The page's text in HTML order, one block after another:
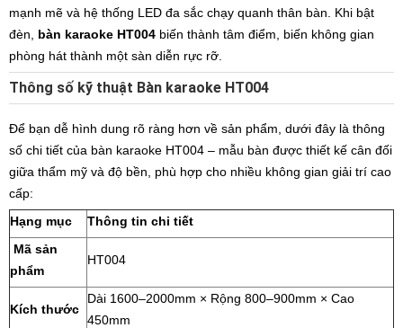
mạnh mẽ và hệ thống LED đa sắc chạy quanh thân bàn. Khi bật
đèn, bàn karaoke HT004 biến thành tâm điểm, biến không gian
phòng hát thành một sàn diễn rực rỡ.
Thông số kỹ thuật Bàn karaoke HT004
Để bạn dễ hình dung rõ ràng hơn về sản phẩm, dưới đây là thông
số chi tiết của bàn karaoke HT004 – mẫu bàn được thiết kế cân đối
giữa thẩm mỹ và độ bền, phù hợp cho nhiều không gian giải trí cao
cấp:
Hạng mục
Thông tin chi tiết
Mã sản
phẩm
HT004
Kích thước
Dài 1600–2000mm × Rộng 800–900mm × Cao
450mm